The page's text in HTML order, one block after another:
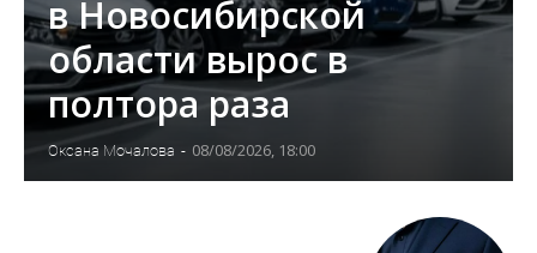
в Новосибирской
области вырос в
полтора раза
Оксана Мочалова - 08/08/2026, 18:00